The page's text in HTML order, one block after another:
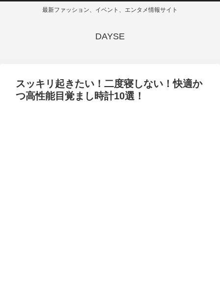
最新ファッション、イベント、エンタメ情報サイト
DAYSE
スッキリ起きたい！二度寝しない！快適か
つ高性能目覚まし時計10選！